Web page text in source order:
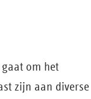
om het
zijn aan diverse